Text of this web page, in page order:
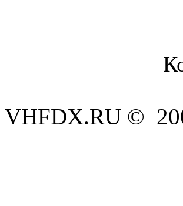
VHFDX.RU ©